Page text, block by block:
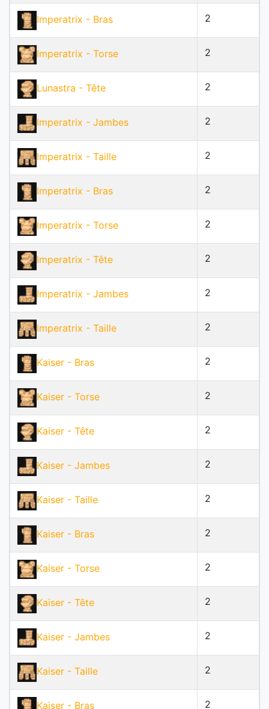
Imperatrix - Bras 2
Imperatrix - Torse 2
Lunastra - Tête 2
Imperatrix - Jambes 2
Imperatrix - Taille 2
Imperatrix - Bras 2
Imperatrix - Torse 2
Imperatrix - Tête 2
Imperatrix - Jambes 2
Imperatrix - Taille 2
Kaiser - Bras 2
Kaiser - Torse 2
Kaiser - Tête 2
Kaiser - Jambes 2
Kaiser - Taille 2
Kaiser - Bras 2
Kaiser - Torse 2
Kaiser - Tête 2
Kaiser - Jambes 2
Kaiser - Taille 2
Kaiser - Bras 2